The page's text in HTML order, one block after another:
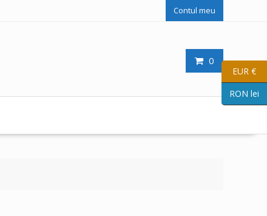
Contul meu
0
EUR €
RON lei